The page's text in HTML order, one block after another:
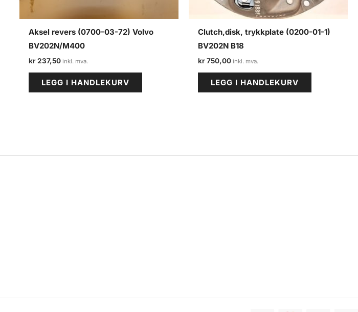
Aksel revers (0700-03-72) Volvo
BV202N/M400
kr237,50
LEGG I HANDLEKURV
Clutch,disk, trykkplate (0200-01-1)
BV202N B18
kr750,00
LEGG I HANDLEKURV